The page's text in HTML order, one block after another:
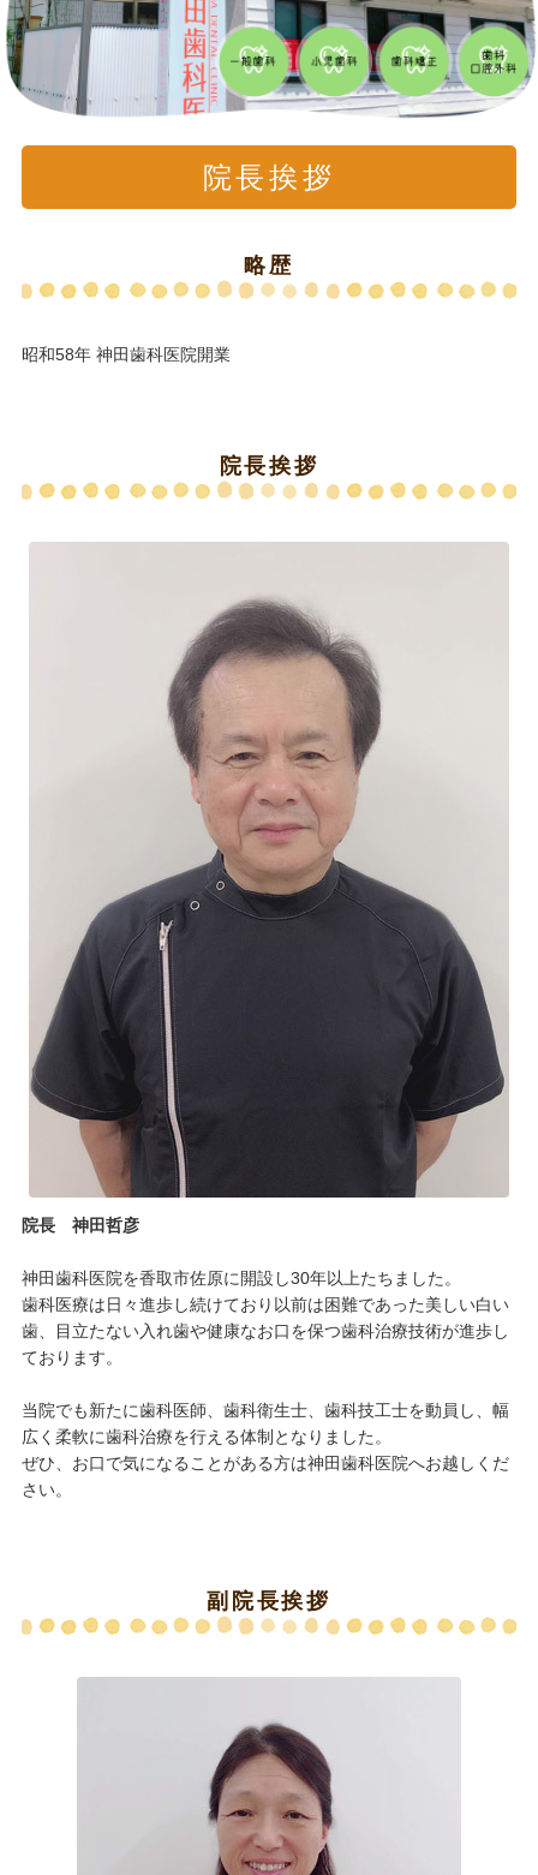
院長挨拶
略歴
昭和58年 神田歯科医院開業
院長挨拶
院長 神田哲彦
神田歯科医院を香取市佐原に開設し30年以上たちました。
歯科医療は日々進歩し続けており以前は困難であった美しい白い
歯、目立たない入れ歯や健康なお口を保つ歯科治療技術が進歩し
ております。
当院でも新たに歯科医師、歯科衛生士、歯科技工士を動員し、幅
広く柔軟に歯科治療を行える体制となりました。
ぜひ、お口で気になることがある方は神田歯科医院へお越しくだ
さい。
副院長挨拶